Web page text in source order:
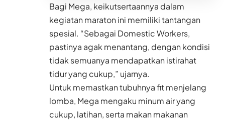
Bagi Mega, keikutsertaannya dalam
kegiatan maraton ini memiliki tantangan
spesial. “Sebagai Domestic Workers,
pastinya agak menantang, dengan kondisi
tidak semuanya mendapatkan istirahat
tidur yang cukup,” ujarnya.
Untuk memastkan tubuhnya fit menjelang
lomba, Mega mengaku minum air yang
cukup, latihan, serta makan makanan